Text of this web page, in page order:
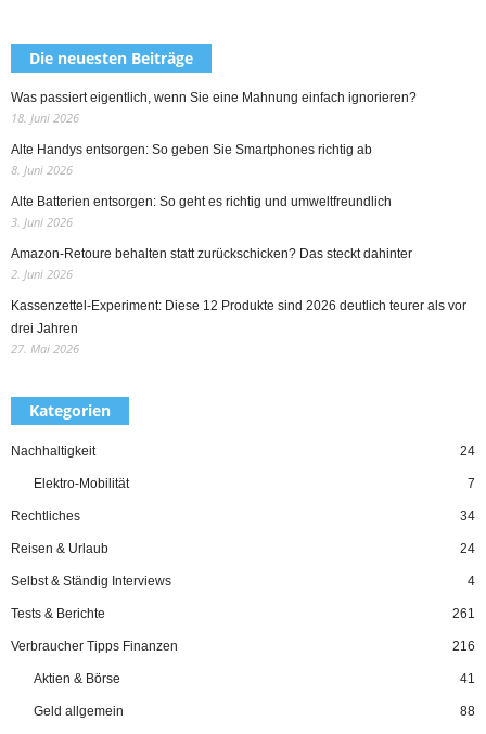
Die neuesten Beiträge
Was passiert eigentlich, wenn Sie eine Mahnung einfach ignorieren?
18. Juni 2026
Alte Handys entsorgen: So geben Sie Smartphones richtig ab
8. Juni 2026
Alte Batterien entsorgen: So geht es richtig und umweltfreundlich
3. Juni 2026
Amazon-Retoure behalten statt zurückschicken? Das steckt dahinter
2. Juni 2026
Kassenzettel-Experiment: Diese 12 Produkte sind 2026 deutlich teurer als vor
drei Jahren
27. Mai 2026
Kategorien
Nachhaltigkeit 24
Elektro-Mobilität 7
Rechtliches 34
Reisen & Urlaub 24
Selbst & Ständig Interviews 4
Tests & Berichte 261
Verbraucher Tipps Finanzen 216
Aktien & Börse 41
Geld allgemein 88